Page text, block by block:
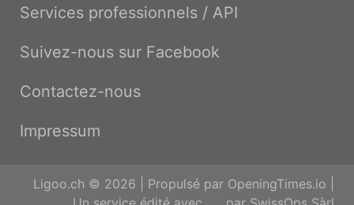
Services professionnels / API
Suivez-nous sur Facebook
Contactez-nous
Impressum
Ligoo.ch © 2026 | Propulsé par OpeningTimes.io